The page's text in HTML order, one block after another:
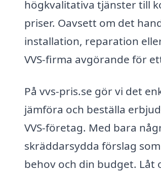
högkvalitativa tjänster till
priser. Oavsett om det
installation, reparation
VVS-firma avgörande för
På vvs-pris.se gör vi det
jämföra och beställa
VVS-företag. Med bara
skräddarsydda förslag
behov och din budget. Låt